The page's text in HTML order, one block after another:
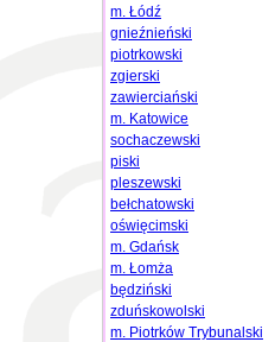
m. Łódź
gnieźnieński
piotrkowski
zgierski
zawierciański
m. Katowice
sochaczewski
piski
pleszewski
bełchatowski
oświęcimski
m. Gdańsk
m. Łomża
będziński
zduńskowolski
m. Piotrków Trybunalski